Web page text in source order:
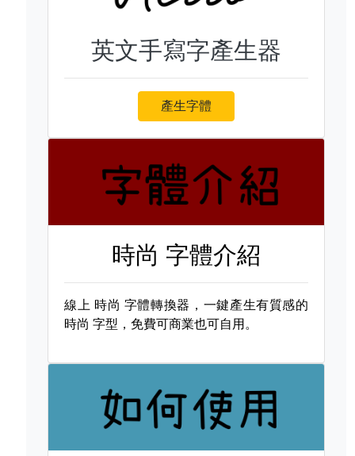
英文手寫字產生器
產生字體
時尚 字體介紹
線上 時尚 字體轉換器，一鍵產生有質感的
時尚 字型，免費可商業也可自用。